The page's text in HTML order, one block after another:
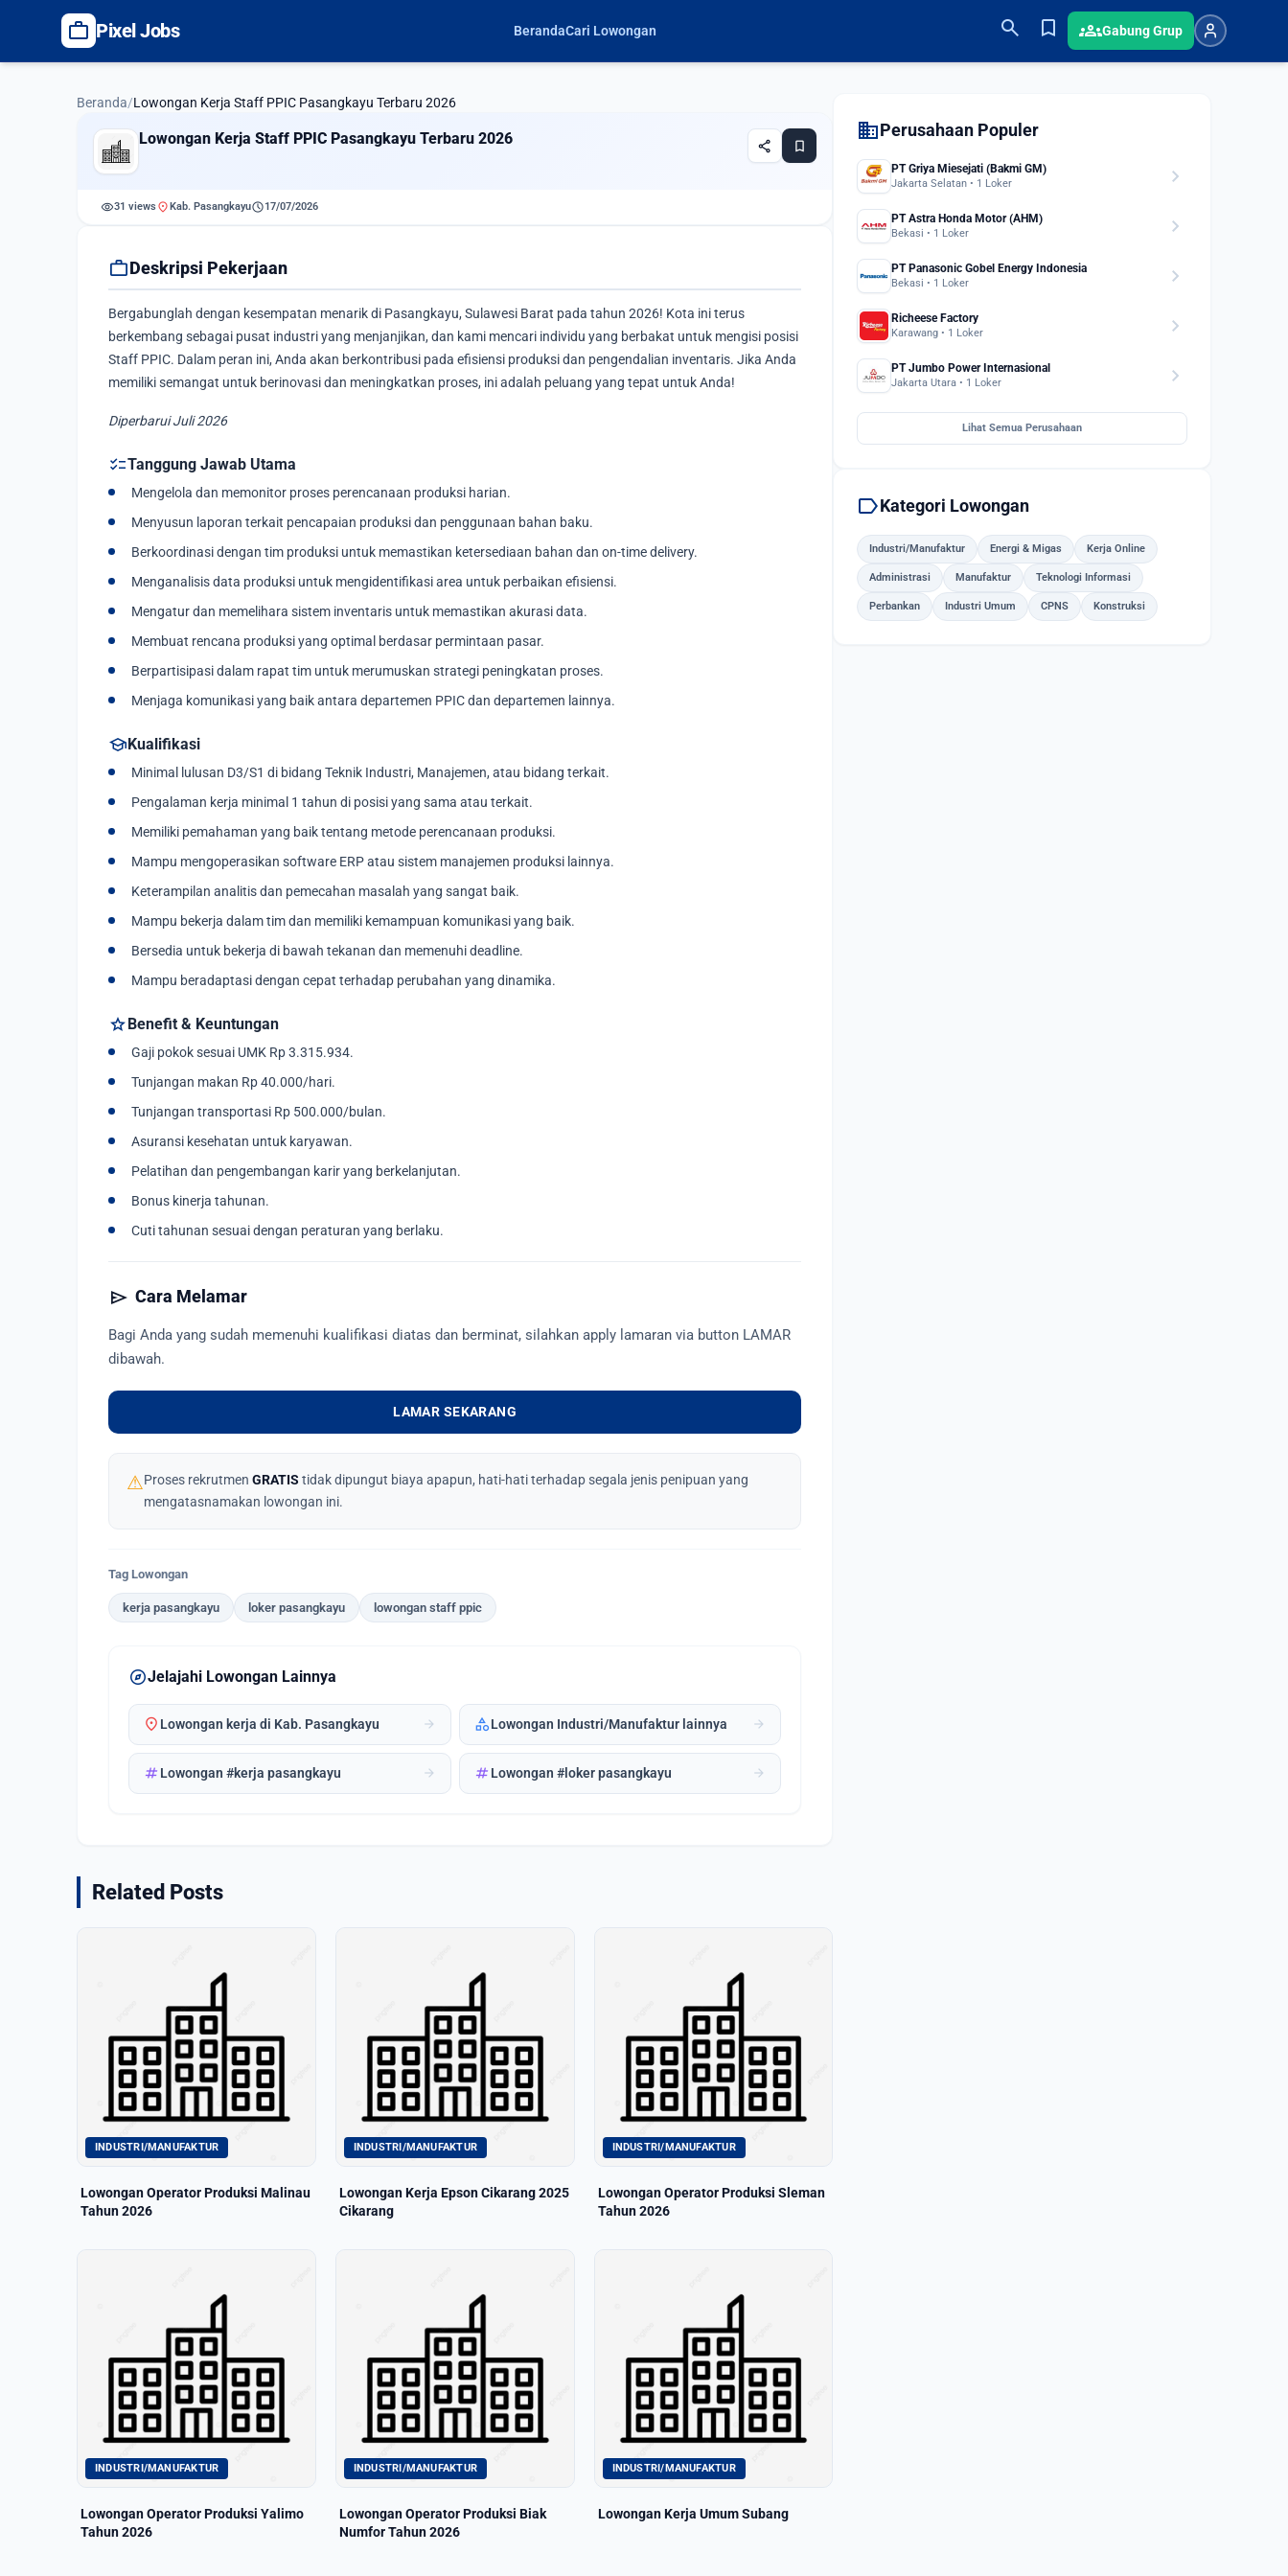
work Pixel Jobs BerandaCari Lowongan search bookmark groupsGabung Grup
Beranda/Lowongan Kerja Staff PPIC Pasangkayu Terbaru 2026
Lowongan Kerja Staff PPIC Pasangkayu Terbaru 2026 share bookmark
visibility31 viewslocation_onKab. Pasangkayuschedule17/07/2026
workDeskripsi Pekerjaan
Bergabunglah dengan kesempatan menarik di Pasangkayu, Sulawesi Barat pada tahun 2026! Kota ini terus
berkembang sebagai pusat industri yang menjanjikan, dan kami mencari individu yang berbakat untuk mengisi posisi
Staff PPIC. Dalam peran ini, Anda akan berkontribusi pada efisiensi produksi dan pengendalian inventaris. Jika Anda
memiliki semangat untuk berinovasi dan meningkatkan proses, ini adalah peluang yang tepat untuk Anda!
Diperbarui Juli 2026
checklistTanggung Jawab Utama
Mengelola dan memonitor proses perencanaan produksi harian.
Menyusun laporan terkait pencapaian produksi dan penggunaan bahan baku.
Berkoordinasi dengan tim produksi untuk memastikan ketersediaan bahan dan on-time delivery.
Menganalisis data produksi untuk mengidentifikasi area untuk perbaikan efisiensi.
Mengatur dan memelihara sistem inventaris untuk memastikan akurasi data.
Membuat rencana produksi yang optimal berdasar permintaan pasar.
Berpartisipasi dalam rapat tim untuk merumuskan strategi peningkatan proses.
Menjaga komunikasi yang baik antara departemen PPIC dan departemen lainnya.
schoolKualifikasi
Minimal lulusan D3/S1 di bidang Teknik Industri, Manajemen, atau bidang terkait.
Pengalaman kerja minimal 1 tahun di posisi yang sama atau terkait.
Memiliki pemahaman yang baik tentang metode perencanaan produksi.
Mampu mengoperasikan software ERP atau sistem manajemen produksi lainnya.
Keterampilan analitis dan pemecahan masalah yang sangat baik.
Mampu bekerja dalam tim dan memiliki kemampuan komunikasi yang baik.
Bersedia untuk bekerja di bawah tekanan dan memenuhi deadline.
Mampu beradaptasi dengan cepat terhadap perubahan yang dinamika.
starBenefit & Keuntungan
Gaji pokok sesuai UMK Rp 3.315.934.
Tunjangan makan Rp 40.000/hari.
Tunjangan transportasi Rp 500.000/bulan.
Asuransi kesehatan untuk karyawan.
Pelatihan dan pengembangan karir yang berkelanjutan.
Bonus kinerja tahunan.
Cuti tahunan sesuai dengan peraturan yang berlaku.
send Cara Melamar
Bagi Anda yang sudah memenuhi kualifikasi diatas dan berminat, silahkan apply lamaran via button LAMAR
dibawah.
LAMAR SEKARANG
⚠Proses rekrutmen GRATIS tidak dipungut biaya apapun, hati-hati terhadap segala jenis penipuan yang
mengatasnamakan lowongan ini.
Tag Lowongan
kerja pasangkayu loker pasangkayu lowongan staff ppic
exploreJelajahi Lowongan Lainnya
location_on Lowongan kerja di Kab. Pasangkayu arrow_forward categoryLowongan Industri/Manufaktur lainnya arrow_forward
tagLowongan #kerja pasangkayu arrow_forward tagLowongan #loker pasangkayu arrow_forward
Related Posts
INDUSTRI/MANUFAKTUR
Lowongan Operator Produksi Malinau
Tahun 2026
INDUSTRI/MANUFAKTUR
Lowongan Kerja Epson Cikarang 2025
Cikarang
INDUSTRI/MANUFAKTUR
Lowongan Operator Produksi Sleman
Tahun 2026
INDUSTRI/MANUFAKTUR
Lowongan Operator Produksi Yalimo
Tahun 2026
INDUSTRI/MANUFAKTUR
Lowongan Operator Produksi Biak
Numfor Tahun 2026
INDUSTRI/MANUFAKTUR
Lowongan Kerja Umum Subang
domainPerusahaan Populer
PT Griya Miesejati (Bakmi GM)
Jakarta Selatan • 1 Loker chevron_right
PT Astra Honda Motor (AHM)
Bekasi • 1 Loker chevron_right
PT Panasonic Gobel Energy Indonesia
Bekasi • 1 Loker chevron_right
Richeese Factory
Karawang • 1 Loker chevron_right
PT Jumbo Power Internasional
Jakarta Utara • 1 Loker chevron_right
Lihat Semua Perusahaan
labelKategori Lowongan
Industri/Manufaktur Energi & Migas Kerja Online
Administrasi Manufaktur Teknologi Informasi
Perbankan Industri Umum CPNS Konstruksi